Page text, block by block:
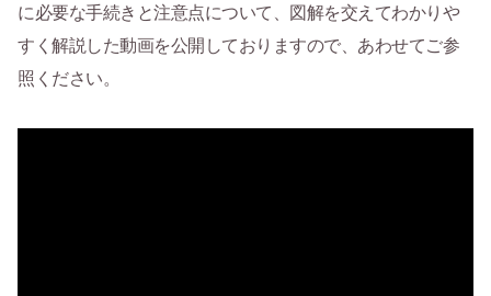
に必要な手続きと注意点について、図解を交えてわかりや
すく解説した動画を公開しておりますので、あわせてご参
照ください。